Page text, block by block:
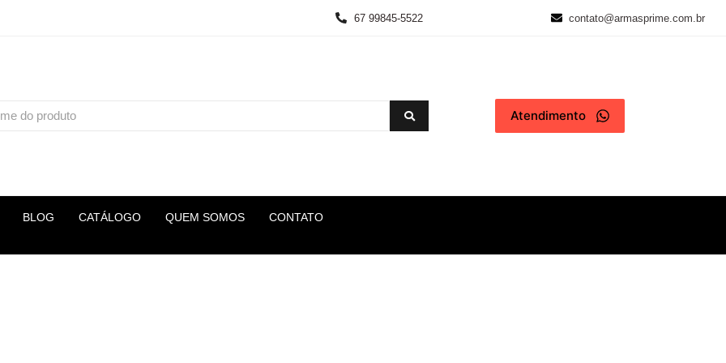
67 99845-5522 contato@armasprime.com.br
Atendimento
BLOG CATÁLOGO QUEM SOMOS CONTATO